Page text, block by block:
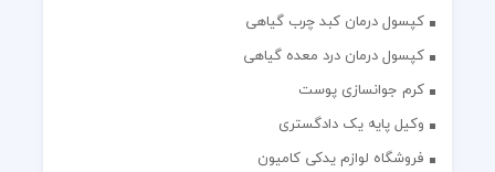
کپسول درمان کبد چرب گیاهی
کپسول درمان درد معده گیاهی
کرم جوانسازی پوست
وکیل پایه یک دادگستری
فروشگاه لوازم یدکی کامیون